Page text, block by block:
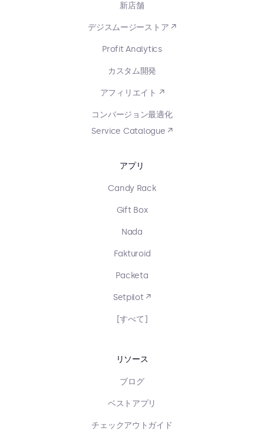
新店舗
デジスムージーストア ↗
Profit Analytics
カスタム開発
アフィリエイト ↗
コンバージョン最適化
Service Catalogue ↗
アプリ
Candy Rack
Gift Box
Nada
Fakturoid
Packeta
Setpilot ↗
[すべて]
リソース
ブログ
ベストアプリ
チェックアウトガイド